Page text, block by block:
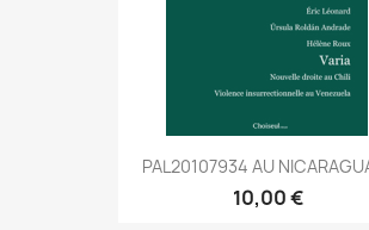
PAL20107934 AU
10,00 €